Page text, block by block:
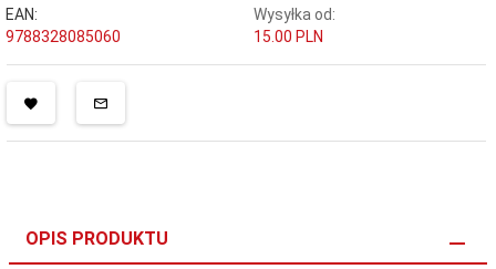
EAN:
9788328085060
Wysyłka od:
15.00 PLN
OPIS PRODUKTU